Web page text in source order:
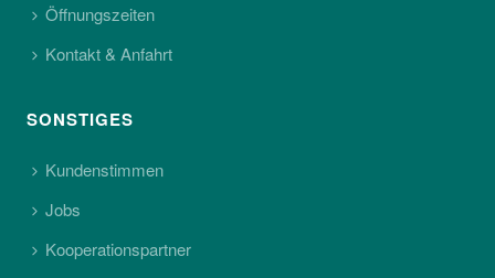
Öffnungszeiten
Kontakt & Anfahrt
SONSTIGES
Kundenstimmen
Jobs
Kooperationspartner